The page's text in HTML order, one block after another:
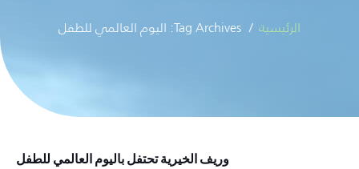
الرئيسية Tag Archives: اليوم العالمي للطفل
وريف الخيرية تحتفل باليوم العالمي للطفل